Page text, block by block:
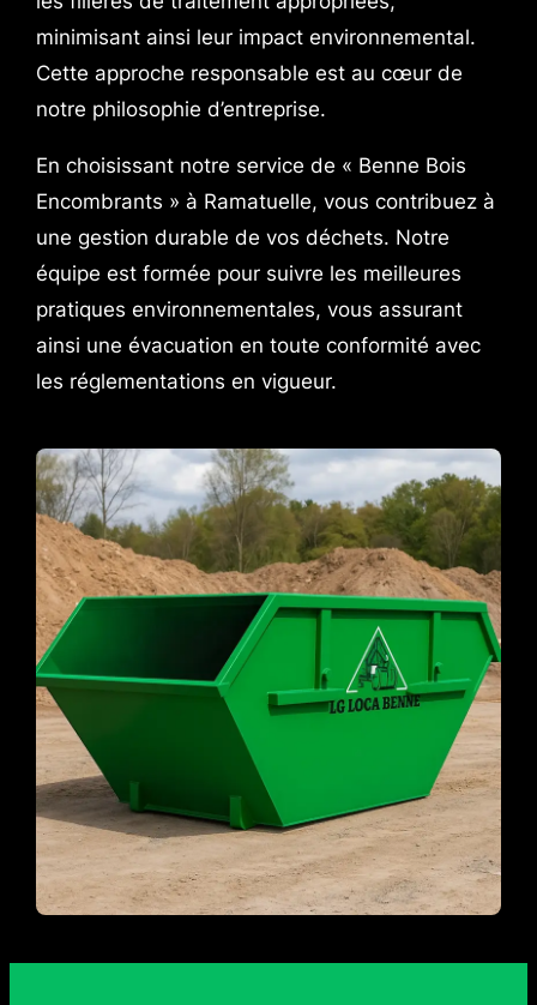
minimisant ainsi leur impact environnemental.
Cette approche responsable est au cœur de
notre philosophie d’entreprise.
En choisissant notre service de « Benne Bois
Encombrants » à Ramatuelle, vous contribuez à
une gestion durable de vos déchets. Notre
équipe est formée pour suivre les meilleures
pratiques environnementales, vous assurant
ainsi une évacuation en toute conformité avec
les réglementations en vigueur.